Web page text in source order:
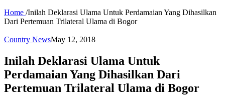
Home /Inilah Deklarasi Ulama Untuk Perdamaian Yang Dihasilkan
Dari Pertemuan Trilateral Ulama di Bogor
Country NewsMay 12, 2018
Inilah Deklarasi Ulama Untuk
Perdamaian Yang Dihasilkan Dari
Pertemuan Trilateral Ulama di Bogor